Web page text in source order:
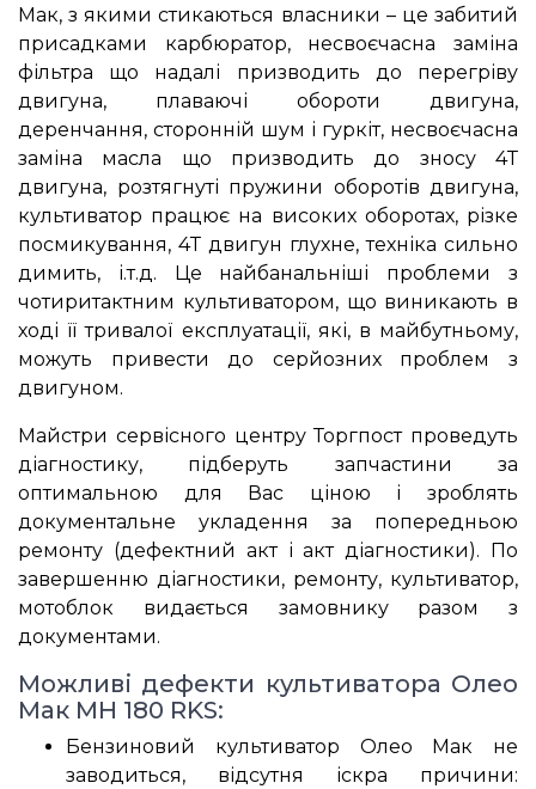
Мак, з якими стикаються власники – це забитий
присадками карбюратор, несвоєчасна заміна
фільтра що надалі призводить до перегріву
двигуна, плаваючі обороти двигуна,
деренчання, сторонній шум і гуркіт, несвоєчасна
заміна масла що призводить до зносу 4Т
двигуна, розтягнуті пружини оборотів двигуна,
культиватор працює на високих оборотах, різке
посмикування, 4Т двигун глухне, техніка сильно
димить, і.т.д. Це найбанальніші проблеми з
чотиритактним культиватором, що виникають в
ході її тривалої експлуатації, які, в майбутньому,
можуть привести до серйозних проблем з
двигуном.
Майстри сервісного центру Торгпост проведуть
діагностику, підберуть запчастини за
оптимальною для Вас ціною і зроблять
документальне укладення за попередньою
ремонту (дефектний акт і акт діагностики). По
завершенню діагностики, ремонту, культиватор,
мотоблок видається замовнику разом з
документами.
Можливі дефекти культиватора Олео
Мак MH 180 RKS:
Бензиновий культиватор Олео Мак не
заводиться, відсутня іскра причини: